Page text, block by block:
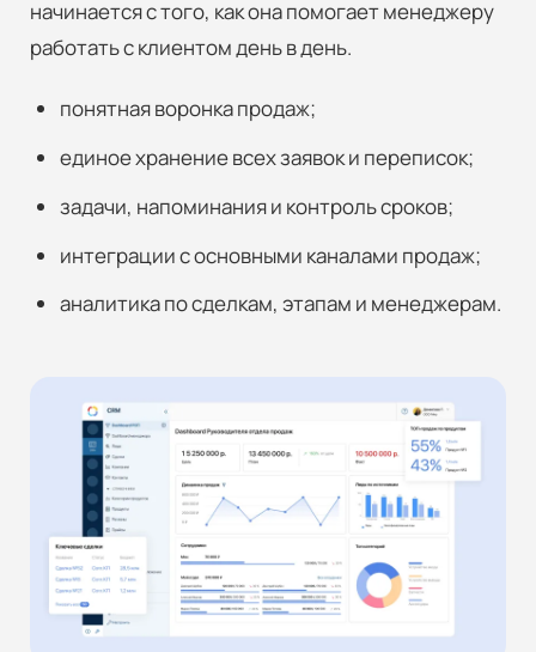
начинается с того, как она помогает менеджеру
работать с клиентом день в день.
понятная воронка продаж;
единое хранение всех заявок и переписок;
задачи, напоминания и контроль сроков;
интеграции с основными каналами продаж;
аналитика по сделкам, этапам и менеджерам.
Обсудим ваш проект?
Ваше имя*
Номер телефона*